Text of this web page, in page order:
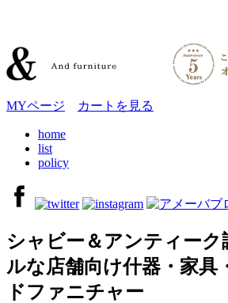
MYページ カートを見る
home
list
policy
シャビー＆アンティーク
ルな店舗向け什器・家具
ドファニチャー